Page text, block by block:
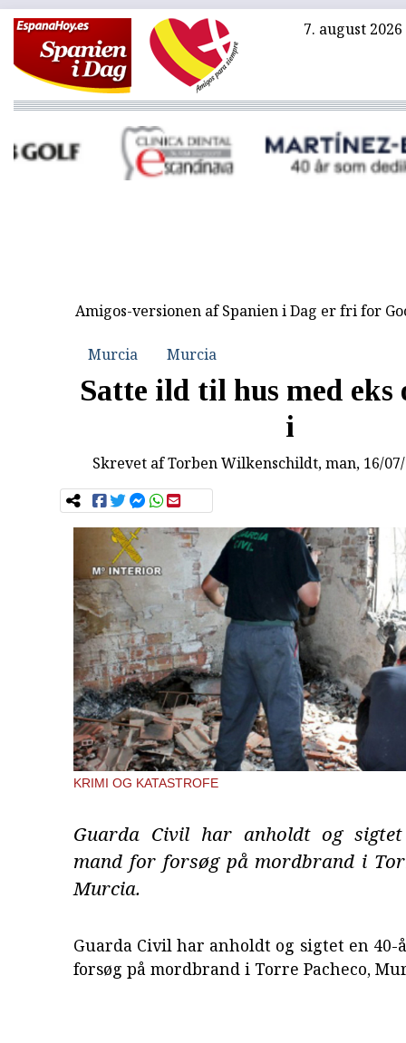
7. august 2026
Amigos-versionen af Spanien i Dag er fri for
Murcia Murcia
Satte ild til hus med eks
i
Skrevet afTorben Wilkenschildt, man, 16/
KRIMI OG KATASTROFE
Guarda Civil har anholdt og
mand for forsøg på mordbrand i
Murcia.
Guarda Civil har anholdt og sigtet en
forsøg på mordbrand i Torre Pacheco,